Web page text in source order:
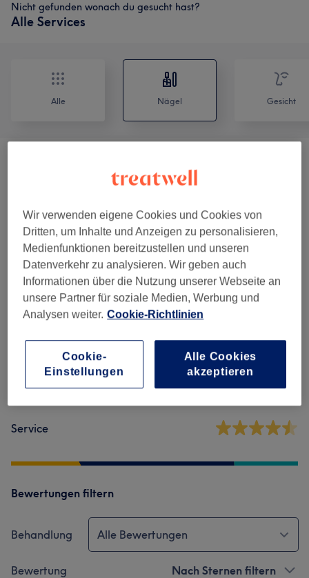
Nicht gefunden wonach du gesucht hast?
Alle Services
Alle Nägel Gesicht
Salonbewertungen
4,4
Service
Bewertungen filtern
Behandlung Alle Bewertungen
Bewertung Nach Sternen filtern
Wir verwenden eigene Cookies und Cookies von
Dritten, um Inhalte und Anzeigen zu personalisieren,
Medienfunktionen bereitzustellen und unseren
Datenverkehr zu analysieren. Wir geben auch
Informationen über die Nutzung unserer Webseite an
unsere Partner für soziale Medien, Werbung und
Analysen weiter. Cookie-Richtlinien
Cookie-
Einstellungen
Alle Cookies
akzeptieren